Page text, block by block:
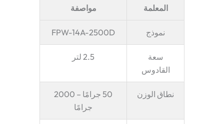
المعلمة مواصفة
نموذج FPW-14A-2500D
سعة
القادوس
2.5 لتر
نطاق الوزن
50 جرامًا – 2000
جرامًا